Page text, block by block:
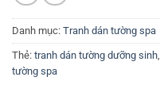
Danh mục: Tranh dán tường spa
Thẻ: tranh dán tường dưỡng sinh,
tường spa